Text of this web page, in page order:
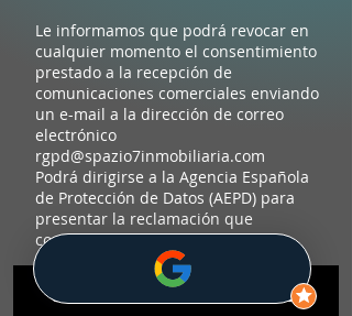
Le informamos que podrá revocar en
cualquier momento el consentimiento
prestado a la recepción de
comunicaciones comerciales enviando
un e-mail a la dirección de correo
electrónico
rgpd@spazio7inmobiliaria.com
Podrá dirigirse a la Agencia Española
de Protección de Datos (AEPD) para
presentar la reclamación que
considere oportuna.
INICIO